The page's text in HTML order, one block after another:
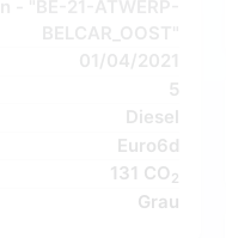
01/04/2021
5
Diesel
Euro6d
131 CO 2
Grau